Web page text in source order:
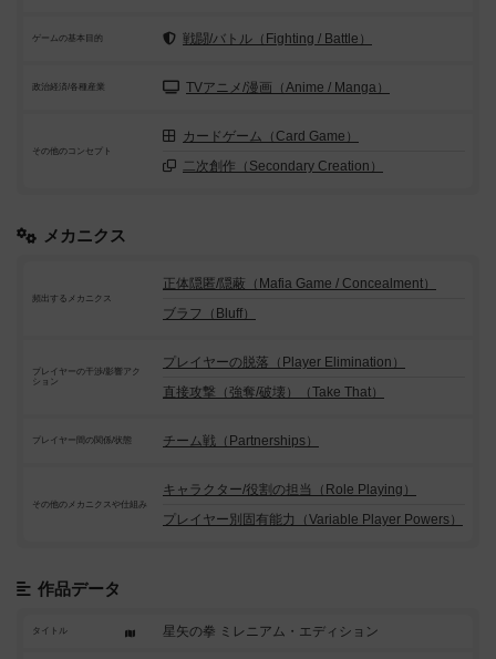
ゲームの基本目的 戦闘/バトル（Fighting / Battle）
政治経済/各種産業 TVアニメ/漫画（Anime / Manga）
その他のコンセプト
カードゲーム（Card Game）
二次創作（Secondary Creation）
メカニクス
頻出するメカニクス
正体隠匿/隠蔽（Mafia Game / Concealment）
ブラフ（Bluff）
プレイヤーの干渉/影響アク
ション
プレイヤーの脱落（Player Elimination）
直接攻撃（強奪/破壊）（Take That）
プレイヤー間の関係/状態 チーム戦（Partnerships）
その他のメカニクスや仕組み
キャラクター/役割の担当（Role Playing）
プレイヤー別固有能力（Variable Player Powers）
作品データ
タイトル 星矢の拳 ミレニアム・エディション